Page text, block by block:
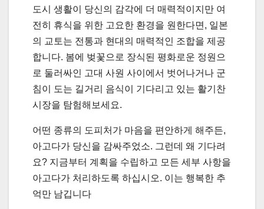
도시 생활이 당신의 감각에 더 매력적이지만 여
전히 휴식을 위한 고요한 환경을 원한다면, 일본
의 교토는 전통과 현대의 매력적인 조합을 제공
합니다. 봄에 벚꽃으로 장식된 평화로운 정원으
로 둘러싸인 고대 사원 사이에서 벗어나거나 군
침이 도는 길거리 음식이 기다리고 있는 활기찬
시장을 탐험해보세요.
어떤 종류의 도피처가 마음을 편안하게 해주든,
아고다가 당신을 감싸주었소. 그런데 왜 기다려
요? 지금부터 계획을 수립하고 모든 세부 사항을
아고다가 처리하도록 하십시오. 이는 행복한 추
억만 남깁니다